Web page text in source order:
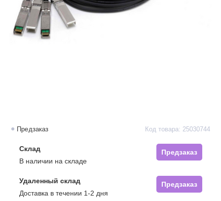
Предзаказ Код товара: 25030744
Склад
Предзаказ
В наличии на складе
Удаленный склад
Предзаказ
Доставка в течении 1-2 дня